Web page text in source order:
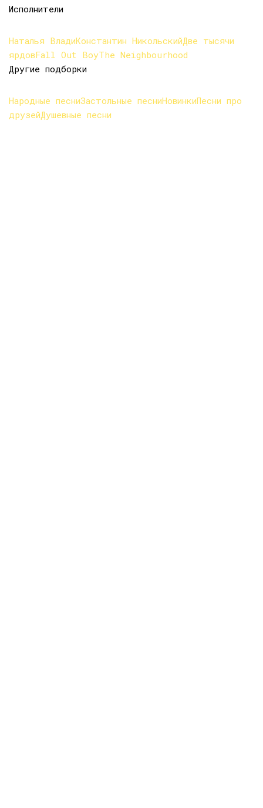
Исполнители
Наталья ВладиКонстантин НикольскийДве тысячи
ярдовFall Out BoyThe Neighbourhood
Другие подборки
Народные песниЗастольные песниНовинкиПесни про
друзейДушевные песни